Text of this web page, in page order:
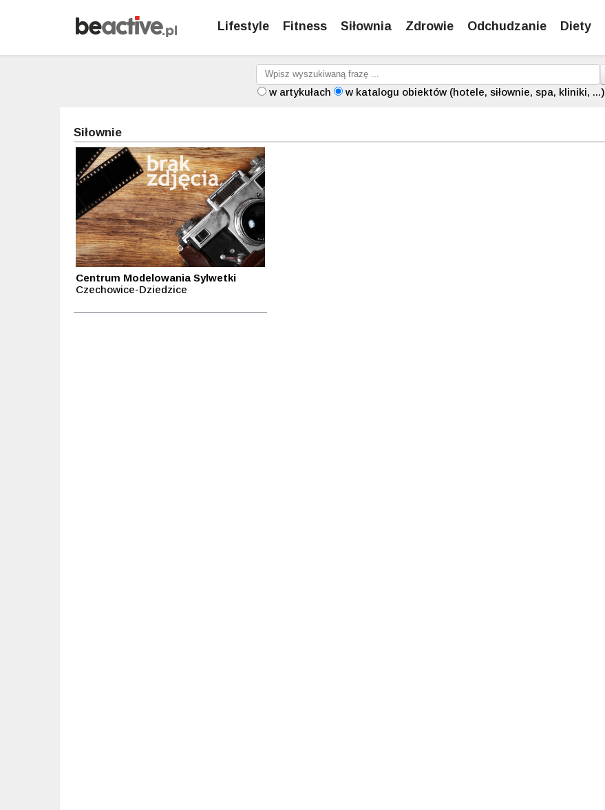
Lifestyle Fitness Siłownia Zdrowie Odchudzanie Diety
w artykułach w katalogu obiektów (hotele, siłownie, spa, kliniki, ...)
Siłownie
Centrum Modelowania Sylwetki
Czechowice-Dziedzice